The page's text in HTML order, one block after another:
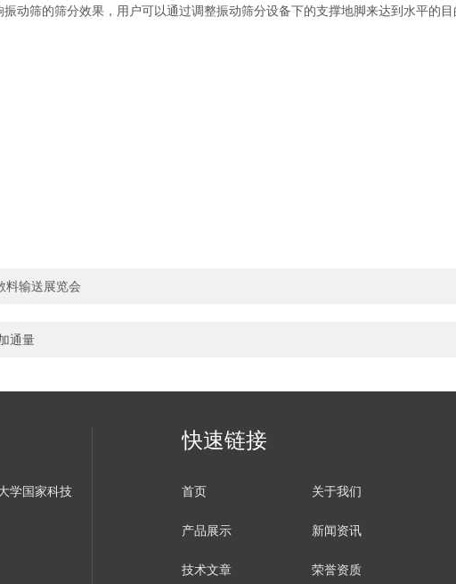
动筛的筛分效果，用户可以通过调整振动筛分设备下的支撑地脚来达到水平的目
料输送展览会
通量
学国家科技
快速链接
首页 关于我们
产品展示 新闻资讯
技术文章 荣誉资质